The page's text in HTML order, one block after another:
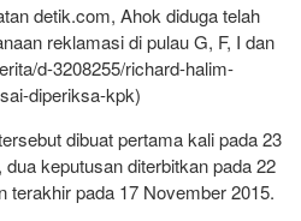
detik.com, Ahok diduga telah
reklamasi di pulau G, F, I dan
d-3208255/richard-halim-
diperiksa-kpk)
dibuat pertama kali pada 23
keputusan diterbitkan pada 22
terakhir pada 17 November 2015.